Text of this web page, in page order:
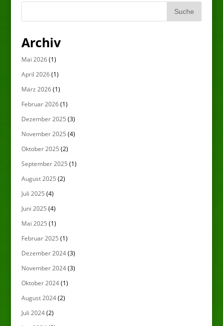
Archiv
Mai 2026(1)
April 2026(1)
März 2026(1)
Februar 2026(1)
Dezember 2025 (3)
November 2025 (4)
Oktober 2025 (2)
September 2025 (1)
August 2025 (2)
Juli 2025 (4)
Juni 2025 (4)
Mai 2025 (1)
Februar 2025 (1)
Dezember 2024(3)
November 2024(3)
Oktober 2024(1)
August 2024(2)
Juli 2024(2)